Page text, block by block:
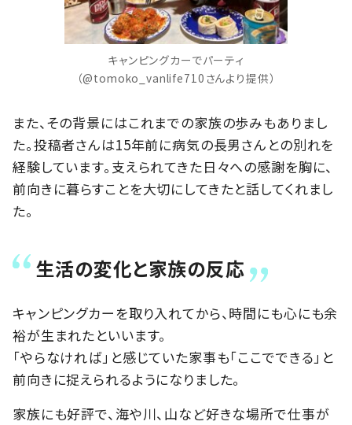
キャンピングカーでパーティ
（@tomoko_vanlife710さんより提供）
また、その背景にはこれまでの家族の歩みもありまし
た。投稿者さんは15年前に病気の長男さんとの別れを
経験しています。支えられてきた日々への感謝を胸に、
前向きに暮らすことを大切にしてきたと話してくれまし
た。
生活の変化と家族の反応
キャンピングカーを取り入れてから、時間にも心にも余
裕が生まれたといいます。
「やらなければ」と感じていた家事も「ここでできる」と
前向きに捉えられるようになりました。
家族にも好評で、海や川、山など好きな場所で仕事が